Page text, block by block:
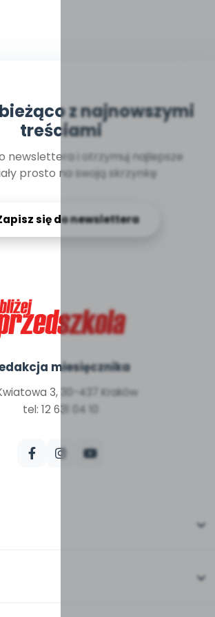
z najnowszymi
treściami
newslettera i otrzymuj najlepsze
prosto na swoją skrzynkę
się do newslettera
miesięcznika
3, 30-437 Kraków
tel: 12 631 04 10